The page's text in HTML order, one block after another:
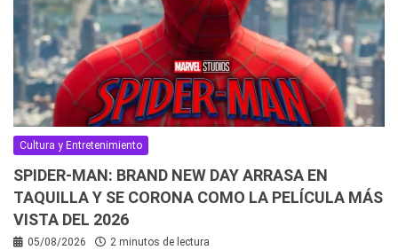
Cultura y Entretenimiento
SPIDER-MAN: BRAND NEW DAY ARRASA EN
TAQUILLA Y SE CORONA COMO LA PELÍCULA MÁS
VISTA DEL 2026
05/08/2026 2 minutos de lectura